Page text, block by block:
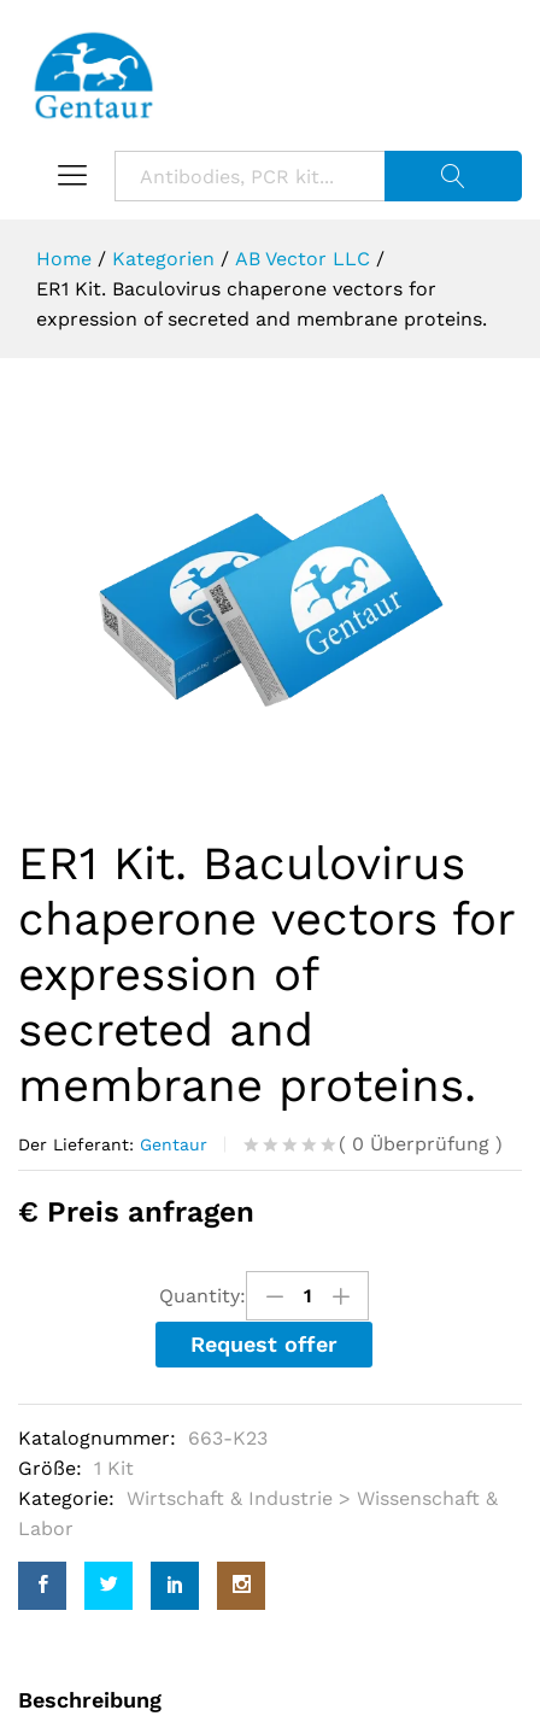
Home / Kategorien / AB Vector LLC /
ER1 Kit. Baculovirus chaperone vectors for
expression of secreted and membrane proteins.
ER1 Kit. Baculovirus
chaperone vectors for
expression of
secreted and
membrane proteins.
Der Lieferant: Gentaur
R
t
o
u
t
o
f
5
a
e
n
0
s
t
o
m
( 0 Überprüfung )
€ Preis anfragen
Quantity:
Request offer
Katalognummer:
663-K23
Größe: 1 Kit
Kategorie:
Wirtschaft & Industrie > Wissenschaft &
Labor
Beschreibung